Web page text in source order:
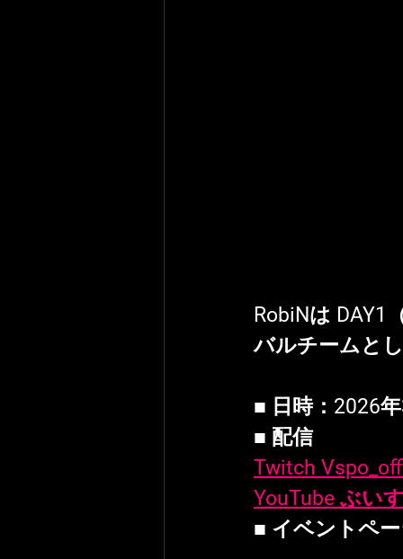
RobiNは DAY1
バルチームと
■ 日時：2026
■ 配信
Twitch
YouTube ぶい
■ イベントペ